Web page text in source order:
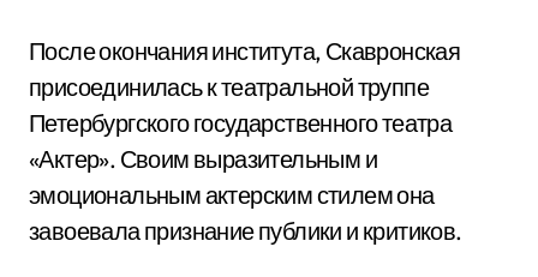
После окончания института, Скавронская
присоединилась к театральной труппе
Петербургского государственного театра
«Актер». Своим выразительным и
эмоциональным актерским стилем она
завоевала признание публики и критиков.